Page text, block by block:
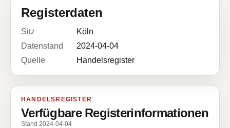
Registerdaten
Sitz
Köln
Datenstand
2024-04-04
Quelle
Handelsregister
HANDELSREGISTER
Verfügbare Registerinformationen
Stand 2024-04-04